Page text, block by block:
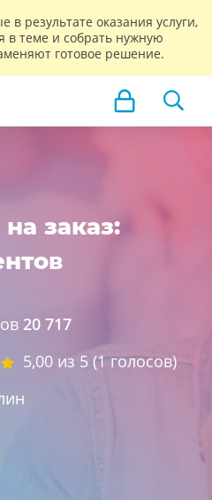
результате оказания услуги,
в теме и собрать нужную
готовое решение.
заказ:
20 717
5,00 из 5 (1голосов)